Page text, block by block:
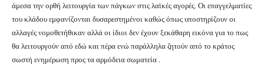
άμεσα την ορθή λειτουργία των πάγκων στις λαϊκές αγορές. Οι επαγγελματίες
του κλάδου εμφανίζονται δυσαρεστημένοι καθώς όπως υποστηρίζουν οι
αλλαγές νομοθετήθικαν αλλά οι ίδιοι δεν έχουν ξεκάθαρη εικόνα για το πως
θα λειτουργούν από εδώ και πέρα ενώ παράλληλα ζητούν από το κράτος
σωστή ενημέρωση προς τα αρμόδεια σωματεία .